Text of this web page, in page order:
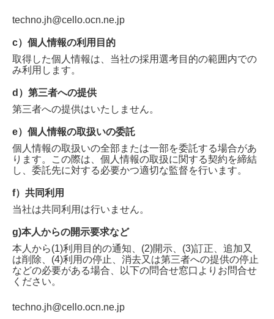
techno.jh@cello.ocn.ne.jp
c）個人情報の利用目的
取得した個人情報は、当社の採用選考目的の範囲内での
み利用します。
d）第三者への提供
第三者への提供はいたしません。
e）個人情報の取扱いの委託
個人情報の取扱いの全部または一部を委託する場合があ
ります。この際は、個人情報の取扱に関する契約を締結
し、委託先に対する必要かつ適切な監督を行います。
f）共同利用
当社は共同利用は行いません。
g)本人からの開示要求など
本人から(1)利用目的の通知、(2)開示、(3)訂正、追加又
は削除、(4)利用の停止、消去又は第三者への提供の停止
などの必要がある場合、以下の問合せ窓口よりお問合せ
ください。
techno.jh@cello.ocn.ne.jp